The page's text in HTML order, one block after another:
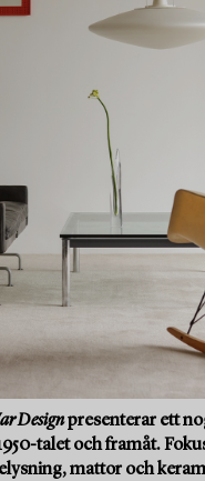
Designpresenterar ett
talet och framåt.
mattor och